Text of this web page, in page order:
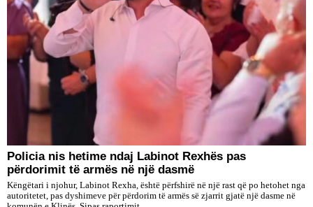
Policia nis hetime ndaj Labinot Rexhës pas
përdorimit të armës në një dasmë
Këngëtari i njohur, Labinot Rexha, është përfshirë në një rast që po hetohet nga
autoritetet, pas dyshimeve për përdorim të armës së zjarrit gjatë një dasme në